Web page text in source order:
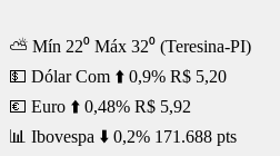
⛅ Mín 22⁰ Máx 32⁰ (Teresina-PI)
💵 Dólar Com ⬆️ 0,9% R$ 5,20
💶 Euro ⬆️ 0,48% R$ 5,92
📊 Ibovespa ⬇️ 0,2% 171.688 pts